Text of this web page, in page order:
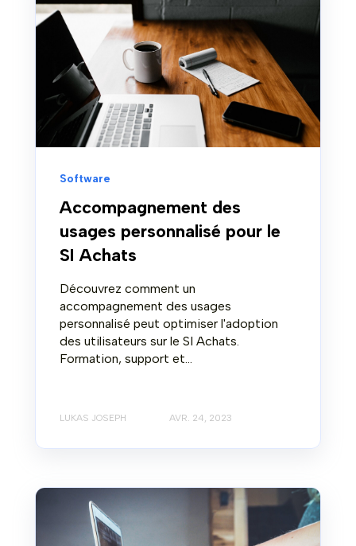
Software
Accompagnement des
usages personnalisé pour le
SI Achats
Découvrez comment un
accompagnement des usages
personnalisé peut optimiser l'adoption
des utilisateurs sur le SI Achats.
Formation, support et...
LUKAS JOSEPH AVR. 24, 2023